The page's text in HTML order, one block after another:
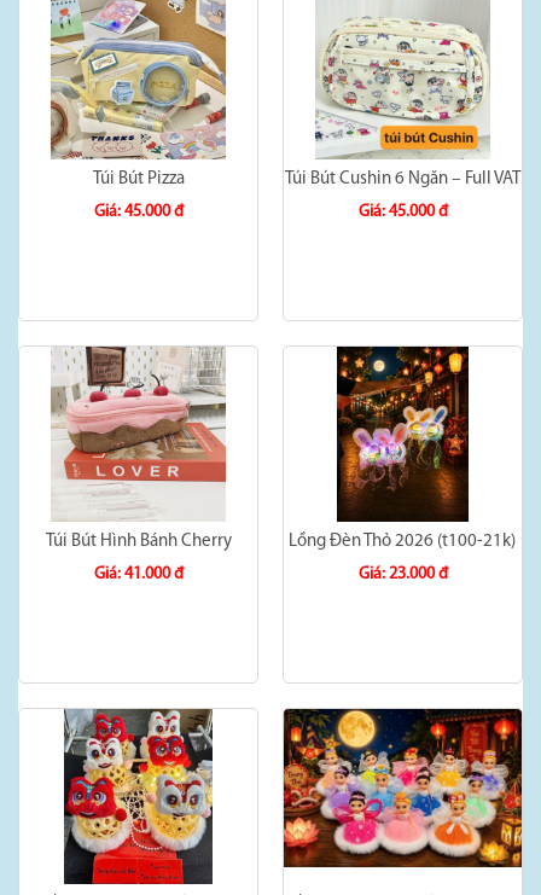
Túi Bút Pizza
Giá: 45.000 đ
Túi Bút Cushin 6 Ngăn – Full VAT
Giá: 45.000 đ
Túi Bút Hình Bánh Cherry
Giá: 41.000 đ
Lồng Đèn Thỏ 2026 (t100-21k)
Giá: 23.000 đ